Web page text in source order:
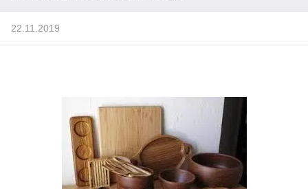
22.11.2019